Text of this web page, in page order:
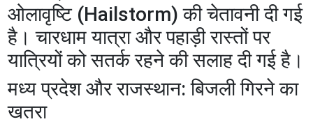
ओलावृष्टि (Hailstorm) की चेतावनी दी गई
है। चारधाम यात्रा और पहाड़ी रास्तों पर
यात्रियों को सतर्क रहने की सलाह दी गई है।
​मध्य प्रदेश और राजस्थान: बिजली गिरने का
खतरा